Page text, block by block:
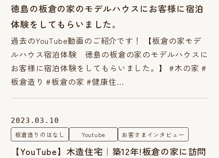
徳島の板倉の家のモデルハウスにお客様に宿泊
体験をしてもらいました。
過去のYouTube動画のご紹介です！ 【板倉の家モデ
ルハウス宿泊体験 徳島の板倉の家のモデルハウスに
お客様に宿泊体験をしてもらいました。】 #木の家 #
板倉造り #板倉の家 #健康住…
2023.03.10
板倉造りのはなし Youtube お客さまインタビュー
【YouTube】木造住宅｜築12年!板倉の家に訪問